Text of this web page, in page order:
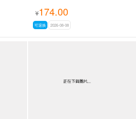
¥174.00
可退换 2026-08-08